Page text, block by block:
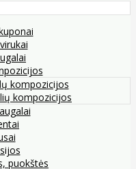
kompozicijos
kompozicijos
puokštės